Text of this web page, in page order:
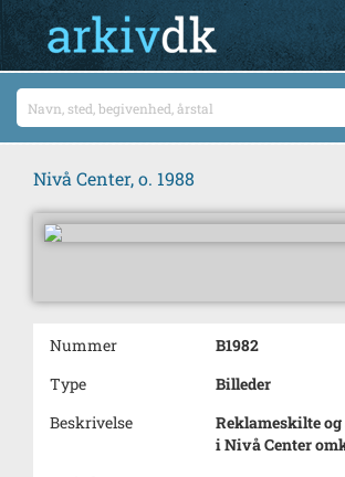
Nivå Center, o. 1988
Nummer
B1982
Type
Billeder
Beskrivelse
Reklameskilte
i Nivå Center